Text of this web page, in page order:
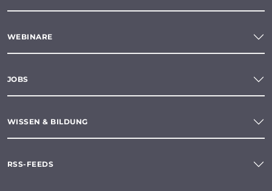
WEBINARE
JOBS
WISSEN & BILDUNG
RSS-FEEDS